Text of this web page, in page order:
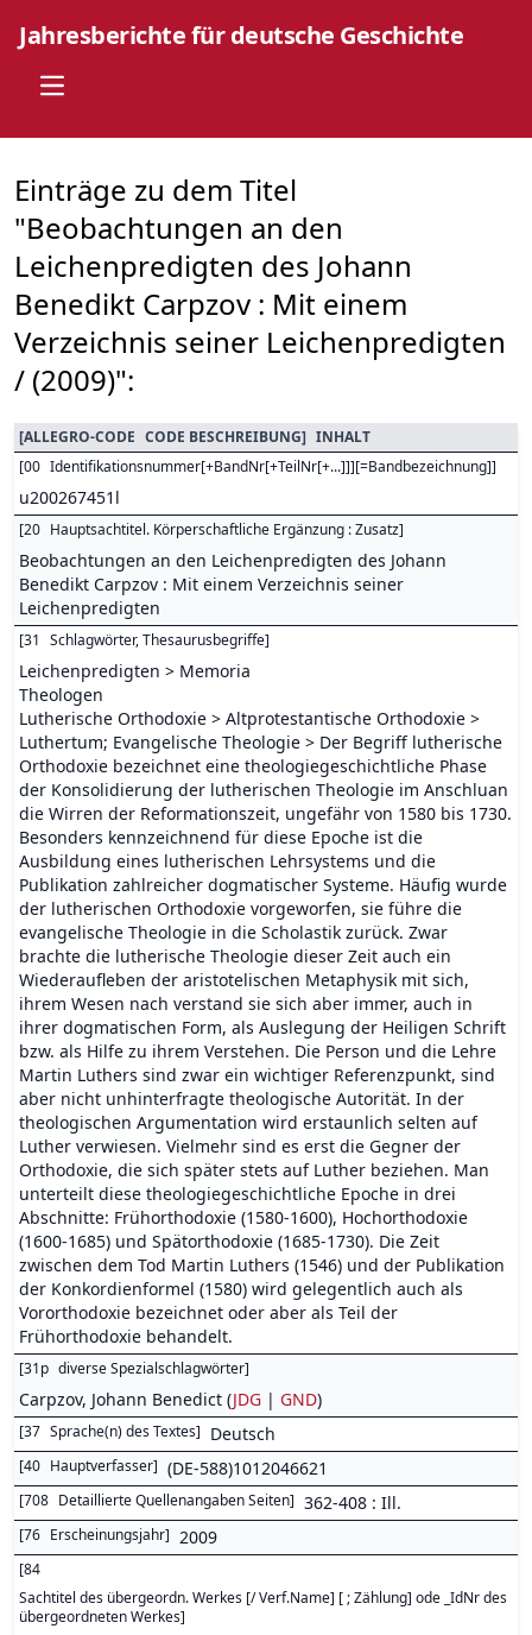
Jahresberichte für deutsche Geschichte
Open main menu
Einträge zu dem Titel
"Beobachtungen an den
Leichenpredigten des Johann
Benedikt Carpzov : Mit einem
Verzeichnis seiner Leichenpredigten
/ (2009)":
[ALLEGRO-CODE CODE BESCHREIBUNG] INHALT
[00 Identifikationsnummer[+BandNr[+TeilNr[+...]]][=Bandbezeichnung]]
u200267451l
[20 Hauptsachtitel. Körperschaftliche Ergänzung : Zusatz]
Beobachtungen an den Leichenpredigten des Johann
Benedikt Carpzov : Mit einem Verzeichnis seiner
Leichenpredigten
[31 Schlagwörter, Thesaurusbegriffe]
Leichenpredigten > Memoria
Theologen
Lutherische Orthodoxie > Altprotestantische Orthodoxie >
Luthertum; Evangelische Theologie > Der Begriff lutherische
Orthodoxie bezeichnet eine theologiegeschichtliche Phase
der Konsolidierung der lutherischen Theologie im Anschluan
die Wirren der Reformationszeit, ungefähr von 1580 bis 1730.
Besonders kennzeichnend für diese Epoche ist die
Ausbildung eines lutherischen Lehrsystems und die
Publikation zahlreicher dogmatischer Systeme. Häufig wurde
der lutherischen Orthodoxie vorgeworfen, sie führe die
evangelische Theologie in die Scholastik zurück. Zwar
brachte die lutherische Theologie dieser Zeit auch ein
Wiederaufleben der aristotelischen Metaphysik mit sich,
ihrem Wesen nach verstand sie sich aber immer, auch in
ihrer dogmatischen Form, als Auslegung der Heiligen Schrift
bzw. als Hilfe zu ihrem Verstehen. Die Person und die Lehre
Martin Luthers sind zwar ein wichtiger Referenzpunkt, sind
aber nicht unhinterfragte theologische Autorität. In der
theologischen Argumentation wird erstaunlich selten auf
Luther verwiesen. Vielmehr sind es erst die Gegner der
Orthodoxie, die sich später stets auf Luther beziehen. Man
unterteilt diese theologiegeschichtliche Epoche in drei
Abschnitte: Frühorthodoxie (1580-1600), Hochorthodoxie
(1600-1685) und Spätorthodoxie (1685-1730). Die Zeit
zwischen dem Tod Martin Luthers (1546) und der Publikation
der Konkordienformel (1580) wird gelegentlich auch als
Vororthodoxie bezeichnet oder aber als Teil der
Frühorthodoxie behandelt.
[31p diverse Spezialschlagwörter]
Carpzov, Johann Benedict (JDG | GND)
[37 Sprache(n) des Textes] Deutsch
[40 Hauptverfasser] (DE-588)1012046621
[708 Detaillierte Quellenangaben Seiten] 362-408 : Ill.
[76 Erscheinungsjahr] 2009
[84
Sachtitel des übergeordn. Werkes [/ Verf.Name] [ ; Zählung] ode _IdNr des
übergeordneten Werkes]